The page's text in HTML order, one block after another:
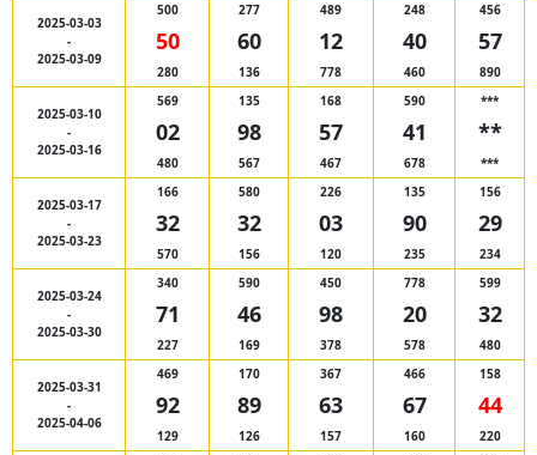
2025-03-03
-
2025-03-09
500
50
280
277
60
136
489
12
778
248
40
460
456
57
890
2025-03-10
-
2025-03-16
569
02
480
135
98
567
168
57
467
590
41
678
***
**
***
2025-03-17
-
2025-03-23
166
32
570
580
32
156
226
03
120
135
90
235
156
29
234
2025-03-24
-
2025-03-30
340
71
227
590
46
169
450
98
378
778
20
578
599
32
480
2025-03-31
-
2025-04-06
469
92
129
170
89
126
367
63
157
466
67
160
158
44
220